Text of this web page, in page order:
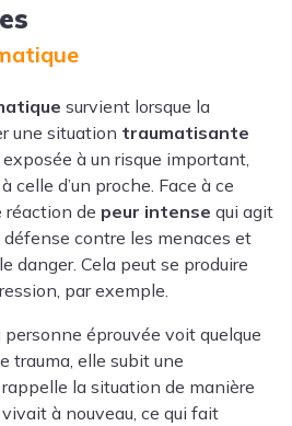
survient lorsque la
une situation traumatisante
à un risque important,
celle d’un proche. Face à ce
réaction de peur intense qui agit
contre les menaces et
danger. Cela peut se produire
par exemple.
éprouvée voit quelque
trauma, elle subit une
rappelle la situation de manière
à nouveau, ce qui fait